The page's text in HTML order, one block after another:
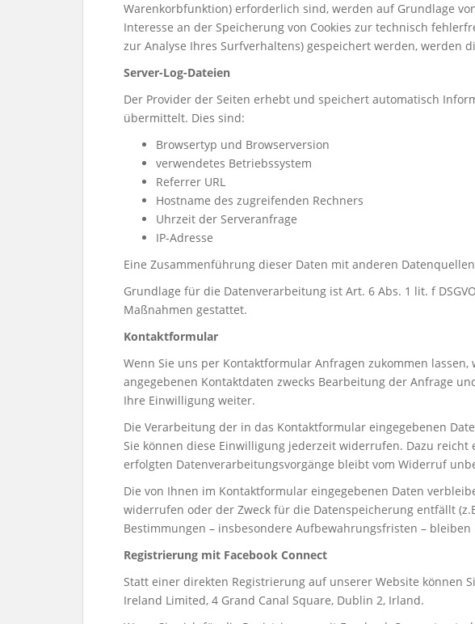
Warenkorbfunktion) erforderlich sind, werden auf Grundlage
Interesse an der Speicherung von Cookies zur technisch
zur Analyse Ihres Surfverhaltens) gespeichert werden, werden
Server-Log-Dateien
Der Provider der Seiten erhebt und speichert automatisch
übermittelt. Dies sind:
Browsertyp und Browserversion
verwendetes Betriebssystem
Referrer URL
Hostname des zugreifenden Rechners
Uhrzeit der Serveranfrage
IP-Adresse
Eine Zusammenführung dieser Daten mit anderen
Grundlage für die Datenverarbeitung ist Art. 6 Abs. 1 lit. f
Maßnahmen gestattet.
Kontaktformular
Wenn Sie uns per Kontaktformular Anfragen zukommen
angegebenen Kontaktdaten zwecks Bearbeitung der Anfrage
Ihre Einwilligung weiter.
Die Verarbeitung der in das Kontaktformular eingegebenen
Sie können diese Einwilligung jederzeit widerrufen. Dazu
erfolgten Datenverarbeitungsvorgänge bleibt vom Widerruf
Die von Ihnen im Kontaktformular eingegebenen Daten
widerrufen oder der Zweck für die Datenspeicherung entfällt
Bestimmungen – insbesondere Aufbewahrungsfristen –
Registrierung mit Facebook Connect
Statt einer direkten Registrierung auf unserer Website können
Ireland Limited, 4 Grand Canal Square, Dublin 2, Irland.